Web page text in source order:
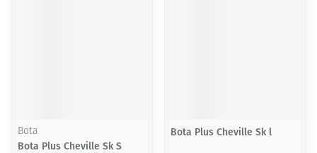
Bota
Bota Plus Cheville Sk S
Bota Plus Cheville Sk l